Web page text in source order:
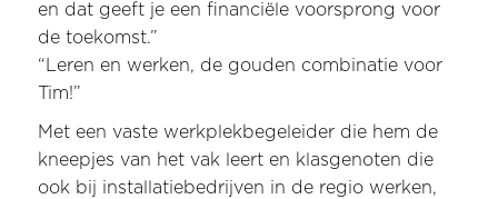
en dat geeft je een financiële voorsprong voor
de toekomst.”
“Leren en werken, de gouden combinatie voor
Tim!”
Met een vaste werkplekbegeleider die hem de
kneepjes van het vak leert en klasgenoten die
ook bij installatiebedrijven in de regio werken,